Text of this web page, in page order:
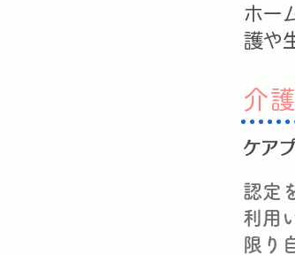
ホー
護や
介
ケア
認定
利用
限り